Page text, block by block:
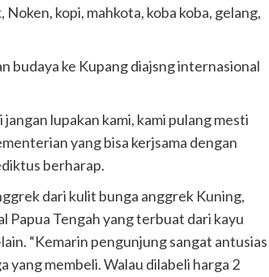
kopi, mahkota, koba koba, gelang,
budaya ke Kupang diajsng internasional
lupakan kami, kami pulang mesti
yang bisa kerjsama dengan
berharap.
dari kulit bunga anggrek Kuning,
Papua Tengah yang terbuat dari kayu
“Kemarin pengunjung sangat antusias
yang membeli. Walau dilabeli harga 2